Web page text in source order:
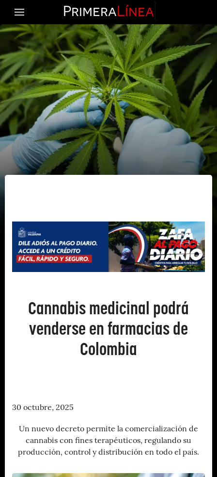
PrimeraLínea
Cannabis medicinal podrá
venderse en farmacias de
Colombia
30 octubre, 2025
Un nuevo decreto permite la comercialización de
cannabis con fines terapéuticos, regulando su
producción, control y distribución en todo el país.